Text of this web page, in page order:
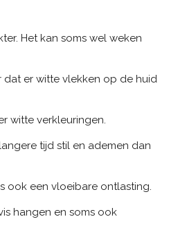
Het kan soms wel weken
er witte vlekken op de huid
witte verkleuringen.
tijd stil en ademen dan
ook een vloeibare ontlasting.
hangen en soms ook